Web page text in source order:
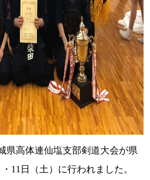
県高体連仙塩支部剣道大会が県
11日（土）に行われました。